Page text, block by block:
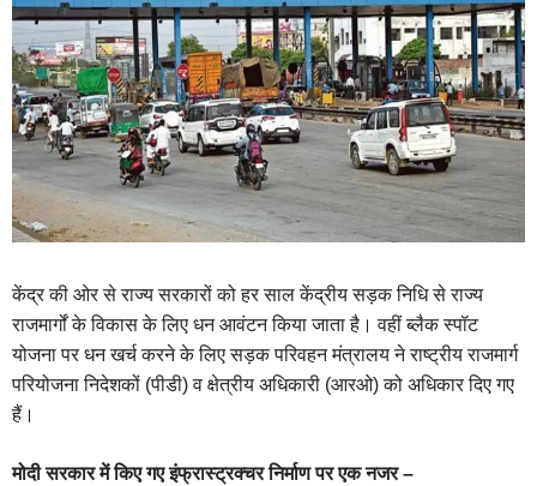
केंद्र की ओर से राज्य सरकारों को हर साल केंद्रीय सड़क निधि से राज्य
राजमार्गों के विकास के लिए धन आवंटन किया जाता है। वहीं ब्लैक स्पॉट
योजना पर धन खर्च करने के लिए सड़क परिवहन मंत्रालय ने राष्ट्रीय राजमार्ग
परियोजना निदेशकों (पीडी) व क्षेत्रीय अधिकारी (आरओ) को अधिकार दिए गए
हैं।
मोदी सरकार में किए गए इंफ्रास्ट्रक्चर निर्माण पर एक नजर –